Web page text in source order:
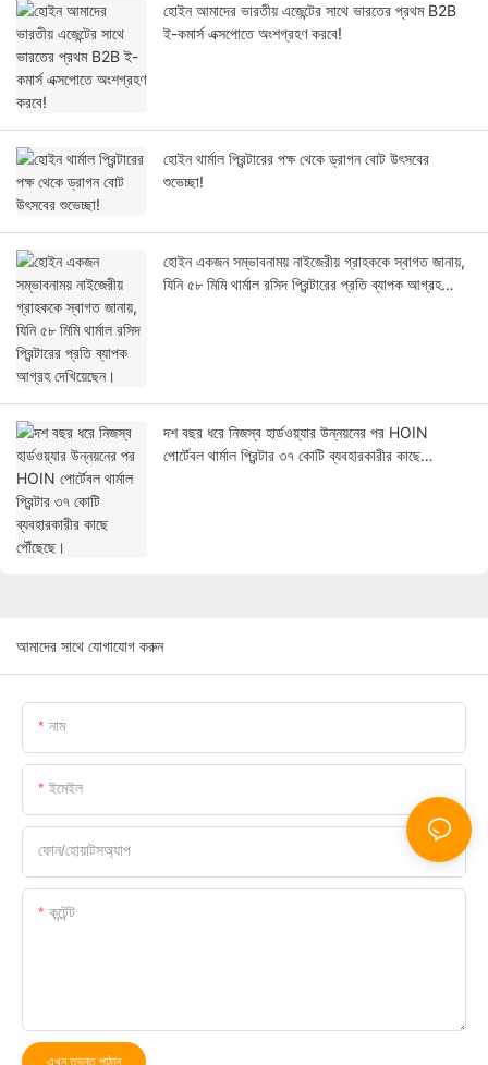
হোইন আমাদের ভারতীয় এজেন্টের সাথে ভারতের প্রথম B2B
ই-কমার্স এক্সপোতে অংশগ্রহণ করবে!
হোইন থার্মাল প্রিন্টারের পক্ষ থেকে ড্রাগন বোট উৎসবের
শুভেচ্ছা!
হোইন একজন সম্ভাবনাময় নাইজেরীয় গ্রাহককে স্বাগত জানায়,
যিনি ৫৮ মিমি থার্মাল রসিদ প্রিন্টারের প্রতি ব্যাপক আগ্রহ
দশ বছর ধরে নিজস্ব হার্ডওয়্যার উন্নয়নের পর HOIN
পোর্টেবল থার্মাল প্রিন্টার ৩৭ কোটি ব্যবহারকারীর কাছে
আমাদের সাথে যোগাযোগ করুন
নাম
ইমেইল
ফোন/হোয়াটসঅ্যাপ
কন্টেন্ট